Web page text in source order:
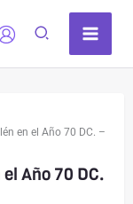
en el Año 70 DC. –
Año 70 DC.